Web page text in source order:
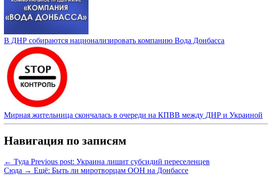
В ДНР собираются национализировать компанию Вода Донбасса
Мирная жительница скончалась в очереди на КПВВ между ДНР и Украиной
Навигация по записям
← Туда Previous post: Украина лишит субсидий переселенцев
Сюда → Ещё: Быть ли миротворцам ООН на Донбассе